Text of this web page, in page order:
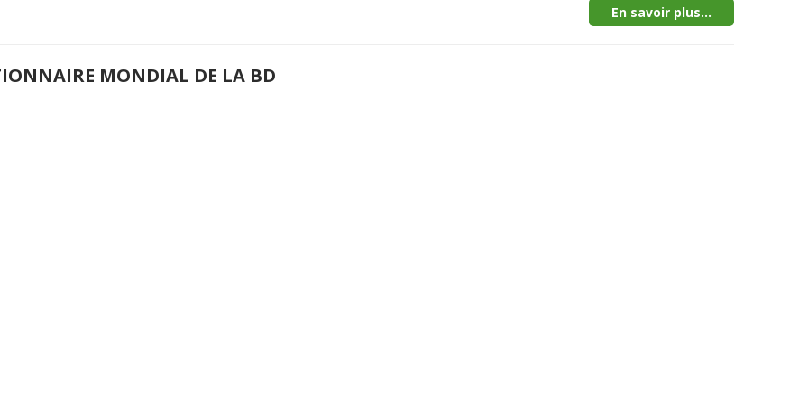
En savoir plus...
MONDIAL DE LA BD